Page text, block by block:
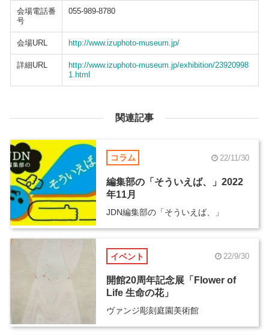
会場電話番
号
055-989-8780
会場URL http://www.izuphoto-museum.jp/
詳細URL
http://www.izuphoto-museum.jp/exhibition/23920998
1.html
関連記事
コラム 22/11/30
編集部の「そういえば、」2022
年11月
JDN編集部の「そういえば、」
イベント 22/9/30
開館20周年記念展「Flower of
Life 生命の花」
ヴァンジ彫刻庭園美術館